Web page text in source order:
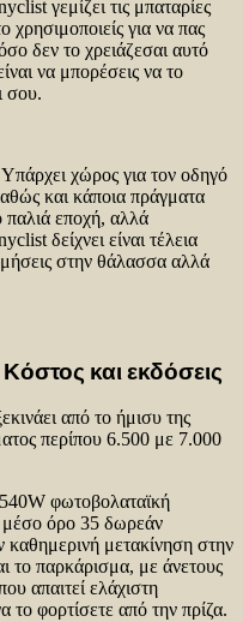
γεμίζει τις μπαταρίες
χρησιμοποιείς για να πας
δεν το χρειάζεσαι αυτό
να μπορέσεις να το
σου.
Υπάρχει χώρος για τον οδηγό
και κάποια πράγματα
παλιά εποχή, αλλά
δείχνει είναι τέλεια
στην θάλασσα αλλά
και εκδόσεις
από το ήμισυ της
περίπου 6.500 με 7.000
φωτοβολαταϊκή
μέσο όρο 35 δωρεάν
καθημερινή μετακίνηση στην
το παρκάρισμα, με άνετους
απαιτεί ελάχιστη
το φορτίσετε από την πρίζα.